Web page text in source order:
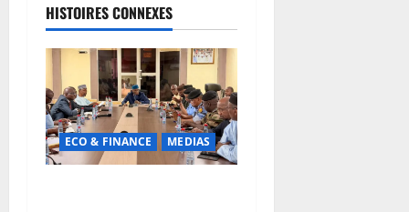
HISTOIRES CONNEXES
ECO & FINANCE MEDIAS